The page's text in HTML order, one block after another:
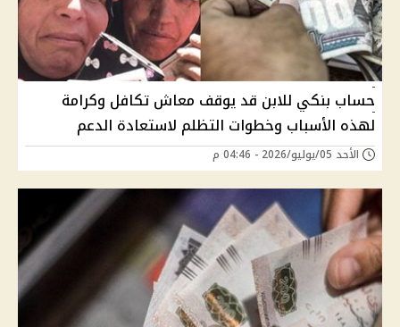
حساب بنكي للابن قد يوقف معاش تكافل وكرامة
لهذه الأسباب وخطوات التظلم لاستعادة الدعم
الأحد 05/يوليو/2026 - 04:46 م